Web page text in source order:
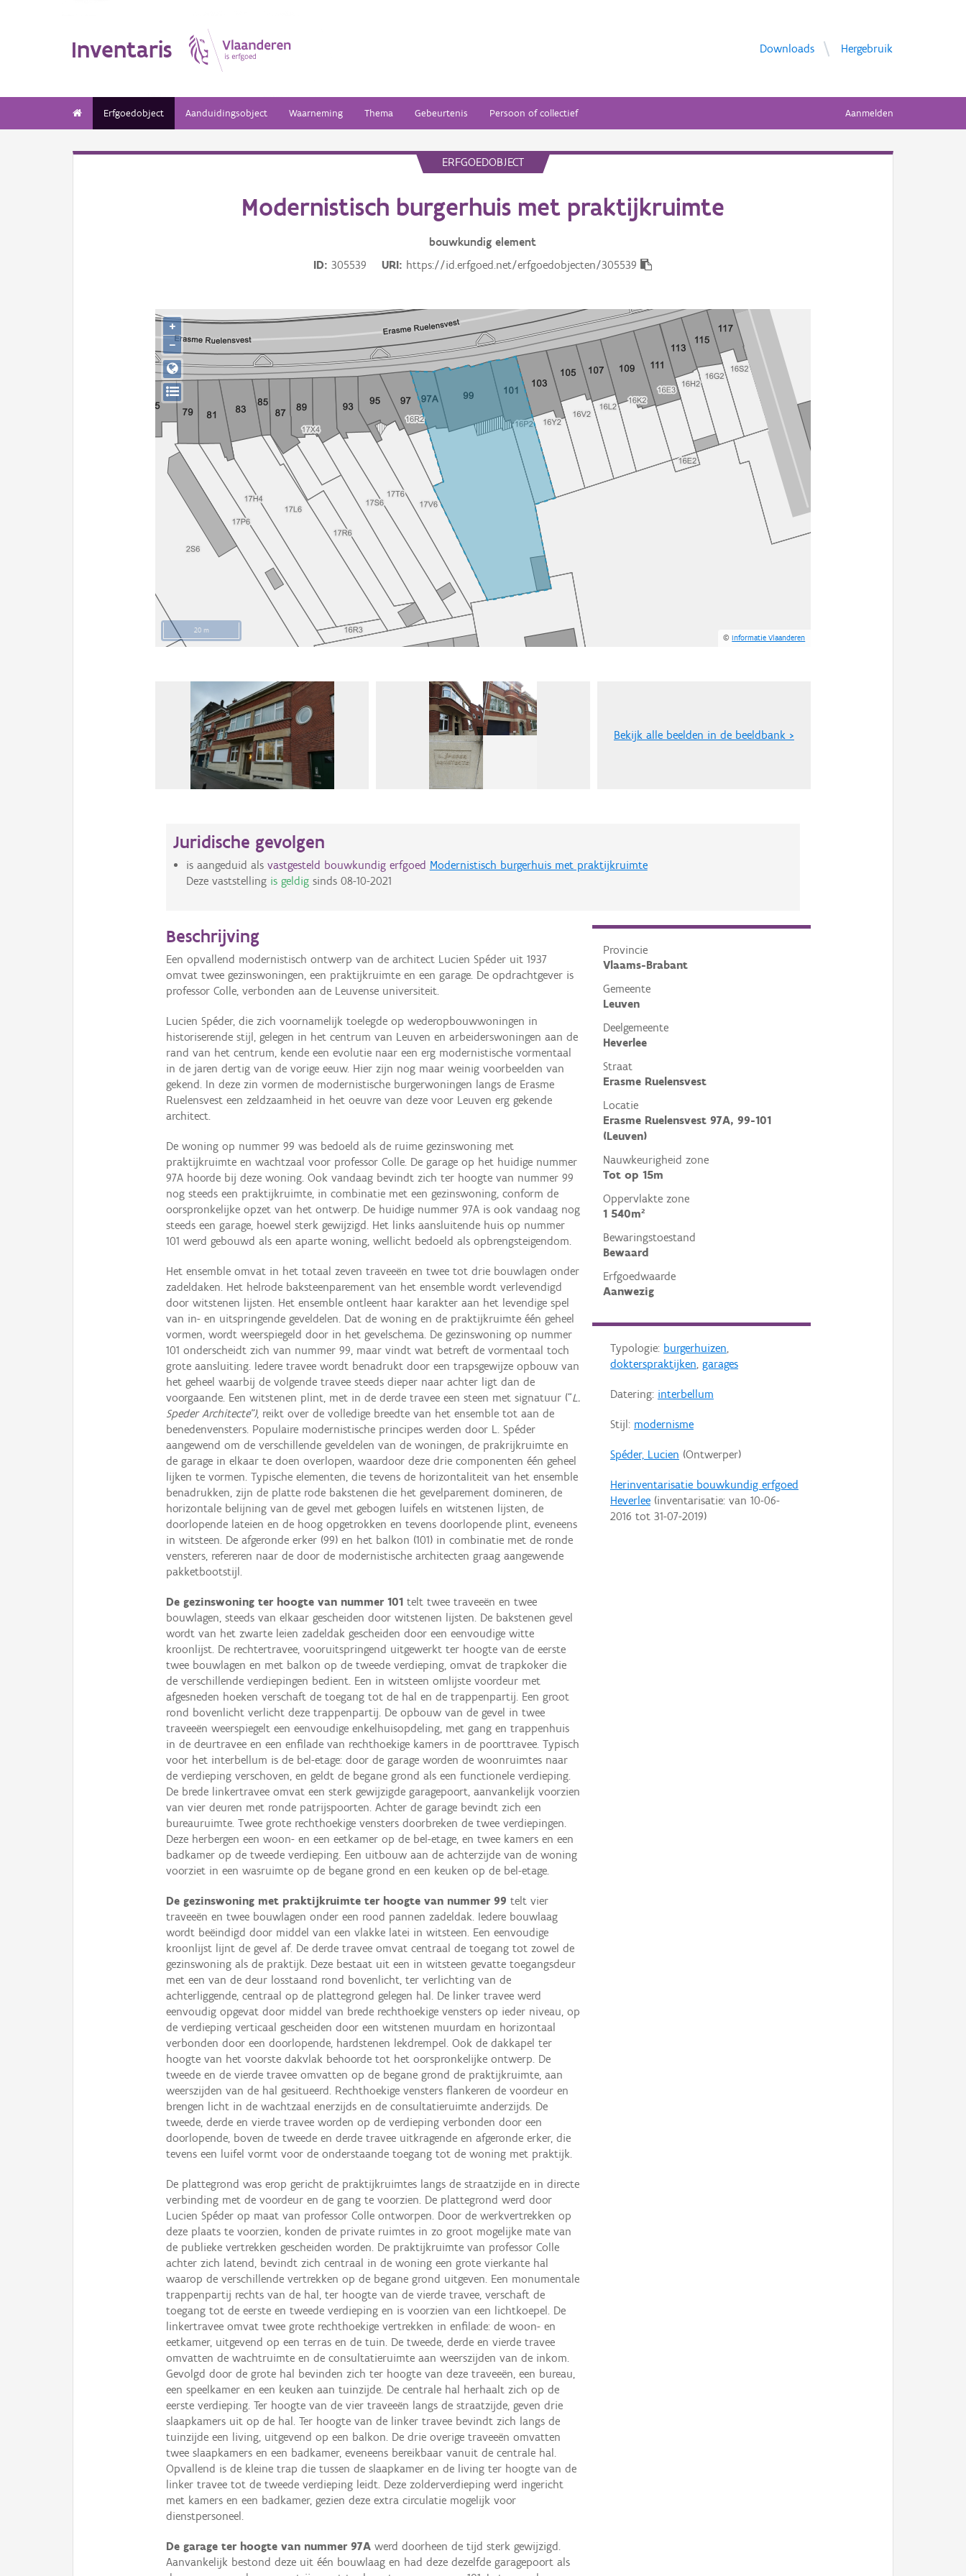
Inventaris Downloads Hergebruik
Erfgoedobject Aanduidingsobject Waarneming Thema Gebeurtenis Persoon of collectief Aanmelden
ERFGOEDOBJECT
Modernistisch burgerhuis met praktijkruimte
bouwkundig element
ID
305539 URI https://id.erfgoed.net/erfgoedobjecten/305539
20 m
©Informatie Vlaanderen
+
−
Bekijk alle beelden in de beeldbank >
Juridische gevolgen
is aangeduid als vastgesteld bouwkundig erfgoed Modernistisch burgerhuis met praktijkruimte
Deze vaststelling is geldigsinds 08-10-2021
Provincie
Vlaams-Brabant
Gemeente
Leuven
Deelgemeente
Heverlee
Straat
Erasme Ruelensvest
Locatie
Erasme Ruelensvest 97A, 99-101
(Leuven)
Nauwkeurigheid zone
Tot op 15m
Oppervlakte zone
1 540m²
Bewaringstoestand
Bewaard
Erfgoedwaarde
Aanwezig
Typologie: burgerhuizen,
dokterspraktijken, garages
Datering: interbellum
Stijl: modernisme
Spéder, Lucien (Ontwerper)
Herinventarisatie bouwkundig erfgoed
Heverlee(inventarisatie: van 10-06-
2016 tot 31-07-2019)
Beschrijving
Een opvallend modernistisch ontwerp van de architect Lucien Spéder uit 1937
omvat twee gezinswoningen, een praktijkruimte en een garage. De opdrachtgever is
professor Colle, verbonden aan de Leuvense universiteit.
Lucien Spéder, die zich voornamelijk toelegde op wederopbouwwoningen in
historiserende stijl, gelegen in het centrum van Leuven en arbeiderswoningen aan de
rand van het centrum, kende een evolutie naar een erg modernistische vormentaal
in de jaren dertig van de vorige eeuw. Hier zijn nog maar weinig voorbeelden van
gekend. In deze zin vormen de modernistische burgerwoningen langs de Erasme
Ruelensvest een zeldzaamheid in het oeuvre van deze voor Leuven erg gekende
architect.
De woning op nummer 99 was bedoeld als de ruime gezinswoning met
praktijkruimte en wachtzaal voor professor Colle. De garage op het huidige nummer
97A hoorde bij deze woning. Ook vandaag bevindt zich ter hoogte van nummer 99
nog steeds een praktijkruimte, in combinatie met een gezinswoning, conform de
oorspronkelijke opzet van het ontwerp. De huidige nummer 97A is ook vandaag nog
steeds een garage, hoewel sterk gewijzigd. Het links aansluitende huis op nummer
101 werd gebouwd als een aparte woning, wellicht bedoeld als opbrengsteigendom.
Het ensemble omvat in het totaal zeven traveeën en twee tot drie bouwlagen onder
zadeldaken. Het helrode baksteenparement van het ensemble wordt verlevendigd
door witstenen lijsten. Het ensemble ontleent haar karakter aan het levendige spel
van in- en uitspringende geveldelen. Dat de woning en de praktijkruimte één geheel
vormen, wordt weerspiegeld door in het gevelschema. De gezinswoning op nummer
101 onderscheidt zich van nummer 99, maar vindt wat betreft de vormentaal toch
grote aansluiting. Iedere travee wordt benadrukt door een trapsgewijze opbouw van
het geheel waarbij de volgende travee steeds dieper naar achter ligt dan de
voorgaande. Een witstenen plint, met in de derde travee een steen met signatuur (“L.
Speder Architecte”), reikt over de volledige breedte van het ensemble tot aan de
benedenvensters. Populaire modernistische principes werden door L. Spéder
aangewend om de verschillende geveldelen van de woningen, de prakrijkruimte en
de garage in elkaar te doen overlopen, waardoor deze drie componenten één geheel
lijken te vormen. Typische elementen, die tevens de horizontaliteit van het ensemble
benadrukken, zijn de platte rode bakstenen die het gevelparement domineren, de
horizontale belijning van de gevel met gebogen luifels en witstenen lijsten, de
doorlopende lateien en de hoog opgetrokken en tevens doorlopende plint, eveneens
in witsteen. De afgeronde erker (99) en het balkon (101) in combinatie met de ronde
vensters, refereren naar de door de modernistische architecten graag aangewende
pakketbootstijl.
De gezinswoning ter hoogte van nummer 101 telt twee traveeën en twee
bouwlagen, steeds van elkaar gescheiden door witstenen lijsten. De bakstenen gevel
wordt van het zwarte leien zadeldak gescheiden door een eenvoudige witte
kroonlijst. De rechtertravee, vooruitspringend uitgewerkt ter hoogte van de eerste
twee bouwlagen en met balkon op de tweede verdieping, omvat de trapkoker die
de verschillende verdiepingen bedient. Een in witsteen omlijste voordeur met
afgesneden hoeken verschaft de toegang tot de hal en de trappenpartij. Een groot
rond bovenlicht verlicht deze trappenpartij. De opbouw van de gevel in twee
traveeën weerspiegelt een eenvoudige enkelhuisopdeling, met gang en trappenhuis
in de deurtravee en een enfilade van rechthoekige kamers in de poorttravee. Typisch
voor het interbellum is de bel-etage: door de garage worden de woonruimtes naar
de verdieping verschoven, en geldt de begane grond als een functionele verdieping.
De brede linkertravee omvat een sterk gewijzigde garagepoort, aanvankelijk voorzien
van vier deuren met ronde patrijspoorten. Achter de garage bevindt zich een
bureauruimte. Twee grote rechthoekige vensters doorbreken de twee verdiepingen.
Deze herbergen een woon- en een eetkamer op de bel-etage, en twee kamers en een
badkamer op de tweede verdieping. Een uitbouw aan de achterzijde van de woning
voorziet in een wasruimte op de begane grond en een keuken op de bel-etage.
De gezinswoning met praktijkruimte ter hoogte van nummer 99 telt vier
traveeën en twee bouwlagen onder een rood pannen zadeldak. Iedere bouwlaag
wordt beëindigd door middel van een vlakke latei in witsteen. Een eenvoudige
kroonlijst lijnt de gevel af. De derde travee omvat centraal de toegang tot zowel de
gezinswoning als de praktijk. Deze bestaat uit een in witsteen gevatte toegangsdeur
met een van de deur losstaand rond bovenlicht, ter verlichting van de
achterliggende, centraal op de plattegrond gelegen hal. De linker travee werd
eenvoudig opgevat door middel van brede rechthoekige vensters op ieder niveau, op
de verdieping verticaal gescheiden door een witstenen muurdam en horizontaal
verbonden door een doorlopende, hardstenen lekdrempel. Ook de dakkapel ter
hoogte van het voorste dakvlak behoorde tot het oorspronkelijke ontwerp. De
tweede en de vierde travee omvatten op de begane grond de praktijkruimte, aan
weerszijden van de hal gesitueerd. Rechthoekige vensters flankeren de voordeur en
brengen licht in de wachtzaal enerzijds en de consultatieruimte anderzijds. De
tweede, derde en vierde travee worden op de verdieping verbonden door een
doorlopende, boven de tweede en derde travee uitkragende en afgeronde erker, die
tevens een luifel vormt voor de onderstaande toegang tot de woning met praktijk.
De plattegrond was erop gericht de praktijkruimtes langs de straatzijde en in directe
verbinding met de voordeur en de gang te voorzien. De plattegrond werd door
Lucien Spéder op maat van professor Colle ontworpen. Door de werkvertrekken op
deze plaats te voorzien, konden de private ruimtes in zo groot mogelijke mate van
de publieke vertrekken gescheiden worden. De praktijkruimte van professor Colle
achter zich latend, bevindt zich centraal in de woning een grote vierkante hal
waarop de verschillende vertrekken op de begane grond uitgeven. Een monumentale
trappenpartij rechts van de hal, ter hoogte van de vierde travee, verschaft de
toegang tot de eerste en tweede verdieping en is voorzien van een lichtkoepel. De
linkertravee omvat twee grote rechthoekige vertrekken in enfilade: de woon- en
eetkamer, uitgevend op een terras en de tuin. De tweede, derde en vierde travee
omvatten de wachtruimte en de consultatieruimte aan weerszijden van de inkom.
Gevolgd door de grote hal bevinden zich ter hoogte van deze traveeën, een bureau,
een speelkamer en een keuken aan tuinzijde. De centrale hal herhaalt zich op de
eerste verdieping. Ter hoogte van de vier traveeën langs de straatzijde, geven drie
slaapkamers uit op de hal. Ter hoogte van de linker travee bevindt zich langs de
tuinzijde een living, uitgevend op een balkon. De drie overige traveeën omvatten
twee slaapkamers en een badkamer, eveneens bereikbaar vanuit de centrale hal.
Opvallend is de kleine trap die tussen de slaapkamer en de living ter hoogte van de
linker travee tot de tweede verdieping leidt. Deze zolderverdieping werd ingericht
met kamers en een badkamer, gezien deze extra circulatie mogelijk voor
dienstpersoneel.
De garage ter hoogte van nummer 97A werd doorheen de tijd sterk gewijzigd.
Aanvankelijk bestond deze uit één bouwlaag en had deze dezelfde garagepoort als